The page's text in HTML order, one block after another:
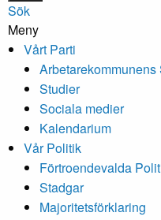
Sök
Meny
Vårt Parti
Arbetarekommunens
Studier
Sociala medier
Kalendarium
Vår Politik
Förtroendevalda
Stadgar
Majoritetsförklaring